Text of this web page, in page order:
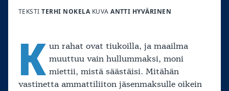
TEKSTITERHI NOKELA KUVAANTTI HYVÄRINEN
K un rahat ovat tiukoilla, ja maailma
muuttuu vain hullummaksi, moni
miettii, mistä säästäisi. Mitähän
vastinetta ammattiliiton jäsenmaksulle oikein